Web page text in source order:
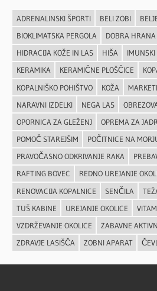
ADRENALINSKI ŠPORTI BELI ZOBI
BIOKLIMATSKA PERGOLA
DOBRA HRANA
HIDRACIJA KOŽE IN LAS
HIŠA IMUNSKI
KERAMIKA
KERAMIČNE PLOŠČICE
KOPALNIŠKO POHIŠTVO
KOŽA
NARAVNI IZDELKI
NEGA LAS
OPORNICA ZA GLEŽENJ
OPREMA ZA
POMOČ STAREJŠIM
POČITNICE NA
PRAVOČASNO ODKRIVANJE RAKA
RAFTING BOVEC
REDNO UREJANJE
RENOVACIJA KOPALNICE
SENČILA
TUŠ KABINE
UREJANJE OKOLICE
VZDRŽEVANJE OKOLICE
ZABAVNE
ZDRAVJE LASIŠČA
ZOBNI APARAT